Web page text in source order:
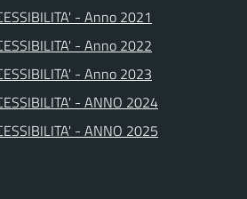
- Anno 2021
- Anno 2022
- Anno 2023
- ANNO 2024
- ANNO 2025